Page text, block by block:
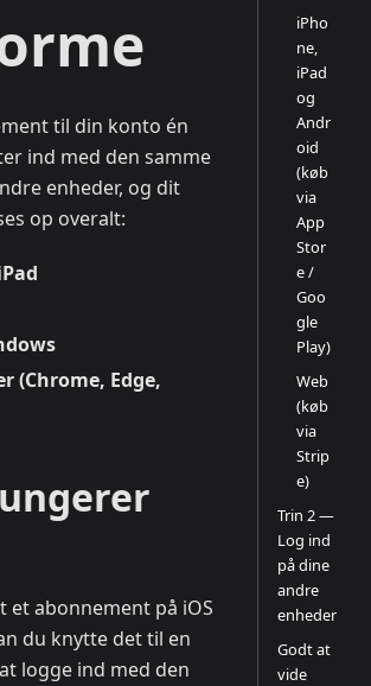
til din konto én
ind med den samme
enheder, og dit
op overalt:
(Chrome, Edge,
et abonnement på iOS
du knytte det til en
logge ind med den
iPho
ne,
iPad
og
Andr
oid
(køb
via
App
Stor
e /
Goo
gle
Play)
Web
(køb
via
Strip
e)
Trin 2 —
Log ind
på dine
andre
enheder
Godt at
vide